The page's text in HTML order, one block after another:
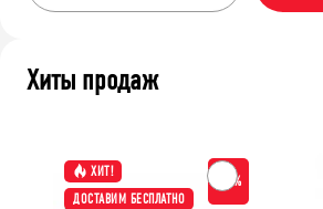
Хиты продаж
ХИТ!
ДОСТАВИМ БЕСПЛАТНО
-15%